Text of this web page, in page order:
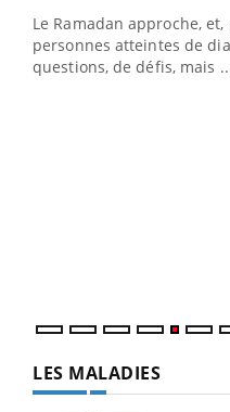
Le Ramadan approche,
personnes atteintes de
questions, de défis, mais
LES MALADIES